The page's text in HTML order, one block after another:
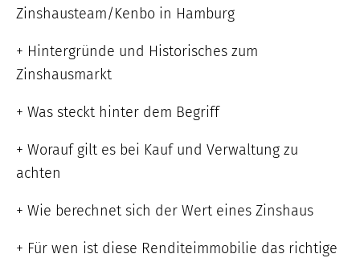
Zinshausteam/Kenbo in Hamburg
+ Hintergründe und Historisches zum
Zinshausmarkt
+ Was steckt hinter dem Begriff
+ Worauf gilt es bei Kauf und Verwaltung zu
achten
+ Wie berechnet sich der Wert eines Zinshaus
+ Für wen ist diese Renditeimmobilie das richtige